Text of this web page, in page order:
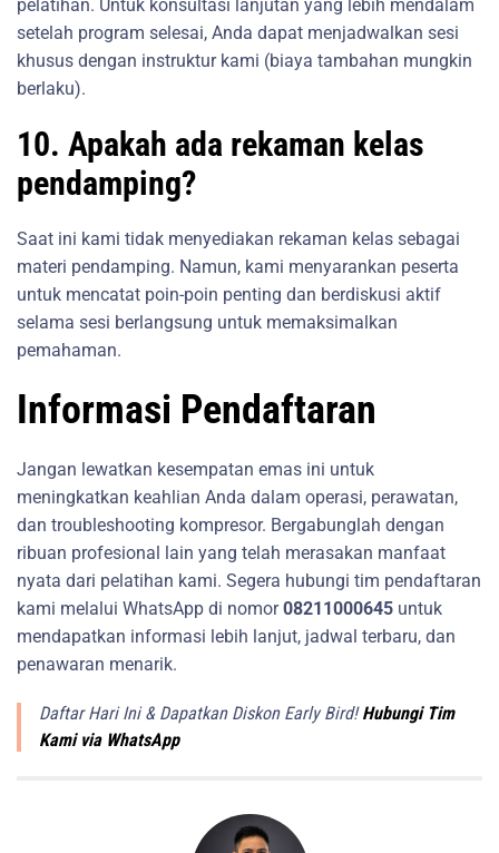
pelatihan. Untuk konsultasi lanjutan yang lebih mendalam
setelah program selesai, Anda dapat menjadwalkan sesi
khusus dengan instruktur kami (biaya tambahan mungkin
berlaku).
10. Apakah ada rekaman kelas
pendamping?
Saat ini kami tidak menyediakan rekaman kelas sebagai
materi pendamping. Namun, kami menyarankan peserta
untuk mencatat poin-poin penting dan berdiskusi aktif
selama sesi berlangsung untuk memaksimalkan
pemahaman.
Informasi Pendaftaran
Jangan lewatkan kesempatan emas ini untuk
meningkatkan keahlian Anda dalam operasi, perawatan,
dan troubleshooting kompresor. Bergabunglah dengan
ribuan profesional lain yang telah merasakan manfaat
nyata dari pelatihan kami. Segera hubungi tim pendaftaran
kami melalui WhatsApp di nomor08211000645 untuk
mendapatkan informasi lebih lanjut, jadwal terbaru, dan
penawaran menarik.
Daftar Hari Ini & Dapatkan Diskon Early Bird!Hubungi Tim
Kami via WhatsApp